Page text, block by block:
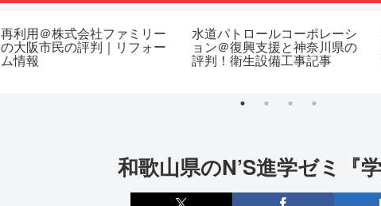
再利用＠株式会社ファミリー
の大阪市民の評判｜リフォー
ム情報
水道パトロールコーポレーシ
ョン＠復興支援と神奈川県の
評判！衛生設備工事記事
和歌山県のN’S進学ゼミ『